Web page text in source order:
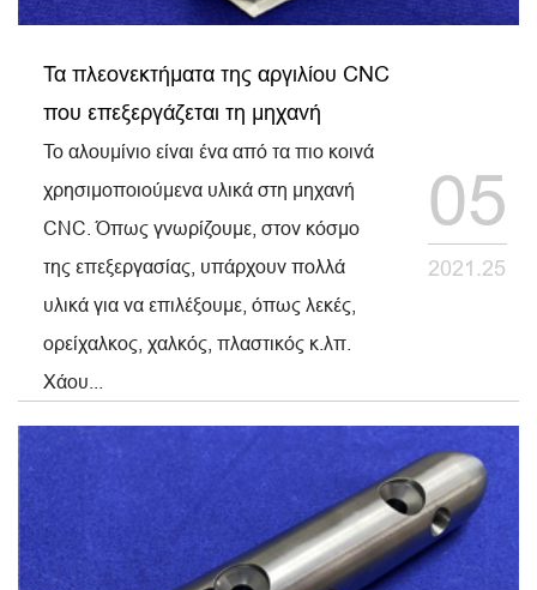
Τα πλεονεκτήματα της αργιλίου CNC
που επεξεργάζεται τη μηχανή
Το αλουμίνιο είναι ένα από τα πιο κοινά
χρησιμοποιούμενα υλικά στη μηχανή
CNC. Όπως γνωρίζουμε, στον κόσμο
της επεξεργασίας, υπάρχουν πολλά
υλικά για να επιλέξουμε, όπως λεκές,
ορείχαλκος, χαλκός, πλαστικός κ.λπ.
Χάου...
05
2021.25